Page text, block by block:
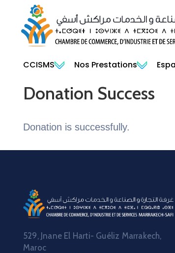
CCISMS Nos Prestations
Donation Success
Donation is successfully.
529, Jnane El Harti- Guéliz Marrakech,
Maroc